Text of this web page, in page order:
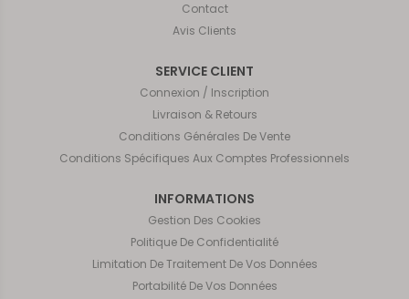
Contact
Avis Clients
SERVICE CLIENT
Connexion / Inscription
Livraison & Retours
Conditions Générales De Vente
Conditions Spécifiques Aux Comptes Professionnels
INFORMATIONS
Gestion Des Cookies
Politique De Confidentialité
Limitation De Traitement De Vos Données
Portabilité De Vos Données